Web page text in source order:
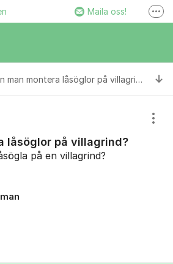
Maila oss!
Facebook Kan man montera låsöglor på villagrind?
låsöglor på villagrind?
på en villagrind?